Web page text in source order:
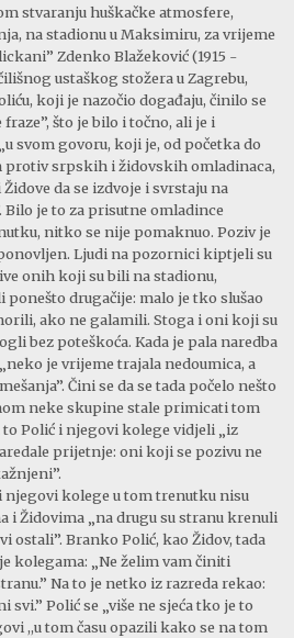
stvaranju huškačke atmosfere,
na stadionu u Maksimiru, za vrijeme
Zdenko Blažeković (1915 -
ustaškog stožera u Zagrebu,
koji je nazočio događaju, činilo se
što je bilo i točno, ali je i
svom govoru, koji je, od početka do
protiv srpskih i židovskih omladinaca,
da se izdvoje i svrstaju na
Bilo je to za prisutne omladince
nitko se nije pomaknuo. Poziv je
Ljudi na pozornici kiptjeli su
onih koji su bili na stadionu,
ponešto drugačije: malo je tko slušao
ako ne galamili. Stoga i oni koji su
bez poteškoća. Kada je pala naredba
je vrijeme trajala nedoumica, a
Čini se da se tada počelo nešto
neke skupine stale primicati tom
Polić i njegovi kolege vidjeli „iz
prijetnje: oni koji se pozivu ne
njegovi kolege u tom trenutku nisu
i Židovima „na drugu su stranu krenuli
ostali”. Branko Polić, kao Židov, tada
kolegama: „Ne želim vam činiti
Na to je netko iz razreda rekao:
svi.” Polić se „više ne sjeća tko je to
,,u tom času opazili kako se na tom